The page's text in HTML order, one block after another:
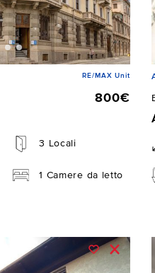
RE/MAX Unit
800€
3 Locali
1 Camere da letto